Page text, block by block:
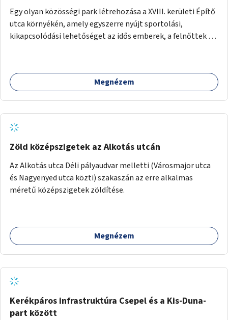
Egy olyan közösségi park létrehozása a XVIII. kerületi Építő
utca környékén, amely egyszerre nyújt sportolási,
kikapcsolódási lehetőséget az idős emberek, a felnőttek és
Megnézem
Zöld középszigetek az Alkotás utcán
Az Alkotás utca Déli pályaudvar melletti (Városmajor utca
és Nagyenyed utca közti) szakaszán az erre alkalmas
méretű középszigetek zöldítése.
Megnézem
Kerékpáros infrastruktúra Csepel és a Kis-Duna-
part között